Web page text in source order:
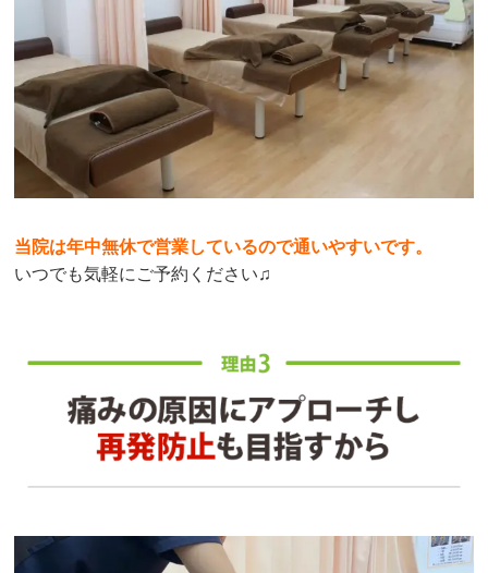
当院は年中無休で営業しているので通いやすいです。
いつでも気軽にご予約ください♫